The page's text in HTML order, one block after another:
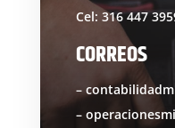
Cel: 316 447
CORREOS
–
–